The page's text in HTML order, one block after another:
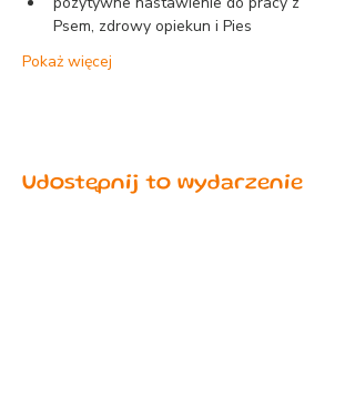
Psem, zdrowy opiekun i Pies
Pokaż więcej
Udostępnij to wydarzenie